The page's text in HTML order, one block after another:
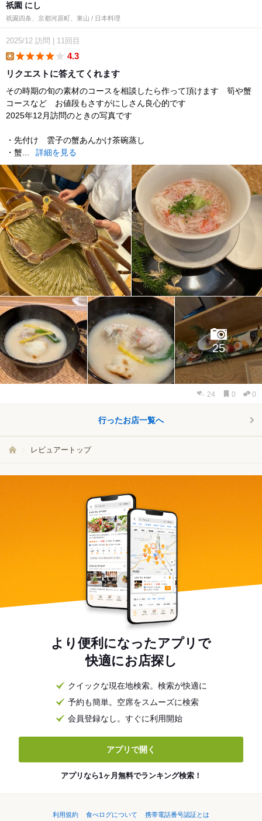
祇園 にし
祇園四条、京都河原町、東山 / 日本料理
2025/12 訪問 11回目
4.3
リクエストに答えてくれます
その時期の旬の素材のコースを相談したら作って頂けます 筍や蟹
コースなど お値段もさすがにしさん良心的です
2025年12月訪問のときの写真です
・先付け 雲子の蟹あんかけ茶碗蒸し
・蟹...
詳細を見る
25
24 0 0
行ったお店一覧へ
レビュアートップ
より便利になったアプリで
快適にお店探し
クイックな現在地検索。検索が快適に
予約も簡単。空席をスムーズに検索
会員登録なし。すぐに利用開始
アプリで開く
アプリなら1ヶ月無料でランキング検索！
利用規約 食べログについて 携帯電話番号認証とは